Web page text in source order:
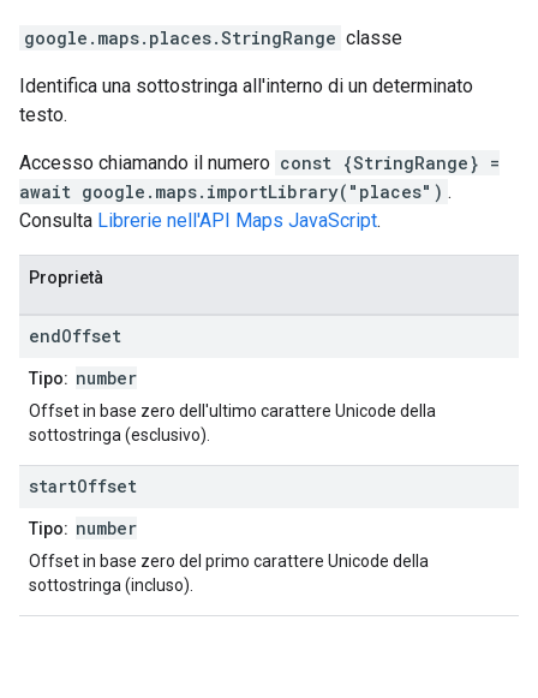
google.maps.places.StringRange classe
Identifica una sottostringa all'interno di un determinato
testo.
Accesso chiamando il numero const {StringRange} =
await google.maps.importLibrary("places") .
Consulta Librerie nell'API Maps JavaScript.
Proprietà
endOffset
Tipo: number
Offset in base zero dell'ultimo carattere Unicode della
sottostringa (esclusivo).
startOffset
Tipo: number
Offset in base zero del primo carattere Unicode della
sottostringa (incluso).